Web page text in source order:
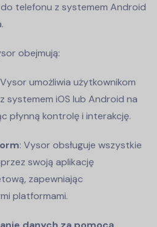
telefonu z systemem Android
obejmują:
Vysor umożliwia użytkownikom
systemem iOS lub Android na
płynną kontrolę i interakcję.
: Vysor obsługuje wszystkie
swoją aplikację
zapewniając
platformami.